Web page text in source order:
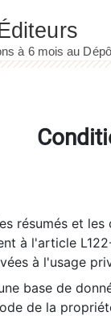
résumés et
à l'article
à l'usage
base de
de la